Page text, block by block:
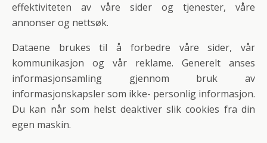
effektiviteten av våre sider og tjenester, våre
annonser og nettsøk.
Dataene brukes til å forbedre våre sider, vår
kommunikasjon og vår reklame. Generelt anses
informasjonsamling gjennom bruk av
informasjonskapsler som ikke- personlig informasjon.
Du kan når som helst deaktiver slik cookies fra din
egen maskin.